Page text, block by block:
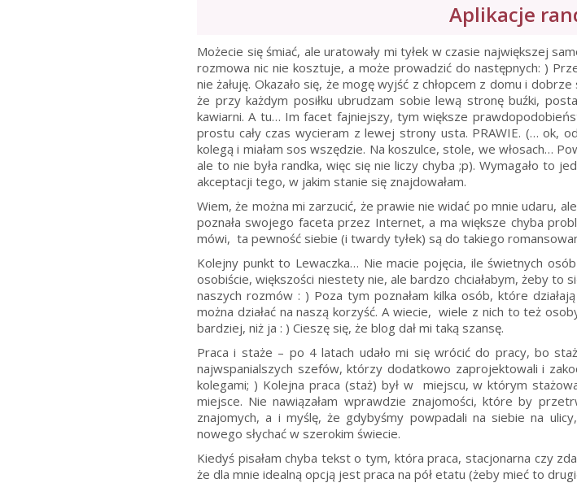
Aplikacje
Możecie się śmiać, ale uratowały mi tyłek w czasie największej
rozmowa nic nie kosztuje, a może prowadzić do następnych: )
nie żałuję. Okazało się, że mogę wyjść z chłopcem z domu i
że przy każdym posiłku ubrudzam sobie lewą stronę buźki,
kawiarni. A tu… Im facet fajniejszy, tym większe
prostu cały czas wycieram z lewej strony usta. PRAWIE. (… ok,
kolegą i miałam sos wszędzie. Na koszulce, stole, we włosach…
ale to nie była randka, więc się nie liczy chyba ;p). Wymagało to
akceptacji tego, w jakim stanie się znajdowałam.
Wiem, że można mi zarzucić, że prawie nie widać po mnie udaru,
poznała swojego faceta przez Internet, a ma większe chyba
mówi, ta pewność siebie (i twardy tyłek) są do takiego
Kolejny punkt to Lewaczka… Nie macie pojęcia, ile świetnych
osobiście, większości niestety nie, ale bardzo chciałabym, żeby to
naszych rozmów : ) Poza tym poznałam kilka osób, które
można działać na naszą korzyść. A wiecie, wiele z nich to też
bardziej, niż ja : ) Cieszę się, że blog dał mi taką szansę.
Praca i staże – po 4 latach udało mi się wrócić do pracy, bo
najwspanialszych szefów, którzy dodatkowo zaprojektowali i
kolegami; ) Kolejna praca (staż) był w miejscu, w którym
miejsce. Nie nawiązałam wprawdzie znajomości, które by
znajomych, a i myślę, że gdybyśmy powpadali na siebie na
nowego słychać w szerokim świecie.
Kiedyś pisałam chyba tekst o tym, która praca, stacjonarna czy
że dla mnie idealną opcją jest praca na pół etatu (żeby mieć to